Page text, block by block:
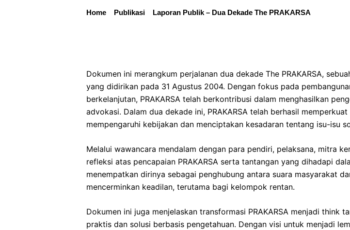
Home Publikasi Laporan Publik – Dua Dekade The PRAKARSA
Dokumen ini merangkum perjalanan dua dekade The PRAKARSA,
yang didirikan pada 31 Agustus 2004. Dengan fokus pada
berkelanjutan, PRAKARSA telah berkontribusi dalam menghasilkan
advokasi. Dalam dua dekade ini, PRAKARSA telah berhasil
mempengaruhi kebijakan dan menciptakan kesadaran tentang isu-isu
Melalui wawancara mendalam dengan para pendiri, pelaksana, mitra
refleksi atas pencapaian PRAKARSA serta tantangan yang dihadapi
menempatkan dirinya sebagai penghubung antara suara masyarakat
mencerminkan keadilan, terutama bagi kelompok rentan.
Dokumen ini juga menjelaskan transformasi PRAKARSA menjadi think
praktis dan solusi berbasis pengetahuan. Dengan visi untuk menjadi